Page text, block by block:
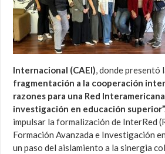
Internacional (CAEI), donde presentó
fragmentación a la cooperación
razones para una Red
investigación en educación
impulsar la formalización de InterRed
Formación Avanzada e Investigación
un paso del aislamiento a la sinergia